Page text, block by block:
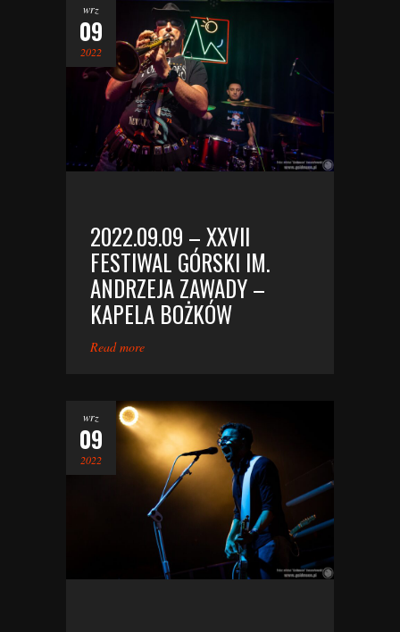
wrz
09
2022
2022.09.09 – XXVII
FESTIWAL GÓRSKI IM.
ANDRZEJA ZAWADY –
KAPELA BOŻKÓW
Read more
wrz
09
2022